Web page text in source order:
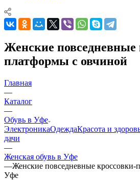
Женские повседневные
платформы с овчиной
Главная
—
Каталог
—
Обувь в Уфе
ЭлектроникаОдеждаКрасота и
дачи
—
Женская обувь в Уфе
—Женские повседневные кроссовки-
Уфе